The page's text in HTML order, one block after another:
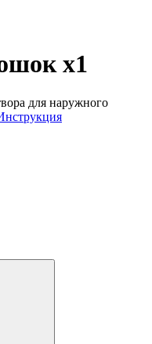
x1
для наружного